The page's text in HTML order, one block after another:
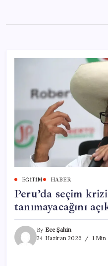
content
EĞITIM HABER
Peru’da seçim
tanımayacağını
By Ece Şahin
24 Haziran 2026
1 Min